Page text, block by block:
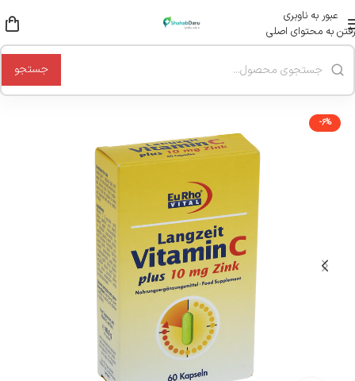
عبور به ناوبری
رفتن به محتوای اصلی
جستجو
-6%